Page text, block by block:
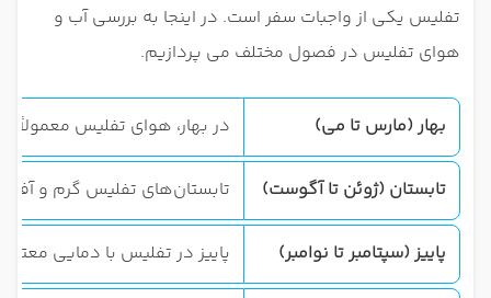
تفلیس یکی از واجبات سفر است. در اینجا به بررسی آب و
هوای تفلیس در فصول مختلف می پردازیم.
بهار (مارس تا می) در بهار، هوای تفلیس معمولاً ملایم و دلپذیر است. دمای هوا در این فصل بین 15 تا 25 درجه سانتی‌گراد
تابستان (ژوئن تا آگوست) تابستان‌های تفلیس گرم و آفتابی است. دمای هوا در این فصل بین 25 تا 35 درجه سانتی‌گراد متغیر است و آسمان
پاییز (سپتامبر تا نوامبر) پاییز در تفلیس با دمایی معتدل و مطبوع همراه است. دمای هوا در این فصل معمولاً بین 10 تا 20